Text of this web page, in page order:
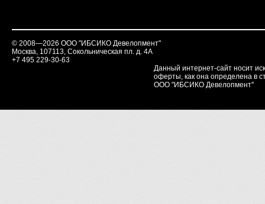
© 2008—2026 ООО "ИБСИКО Девелопмент"
Москва, 107113, Сокольническая пл. д. 4А
+7 495 229-30-63
Данный интернет-сайт носит
оферты, как она определена в
ООО "ИБСИКО Девелопмент"